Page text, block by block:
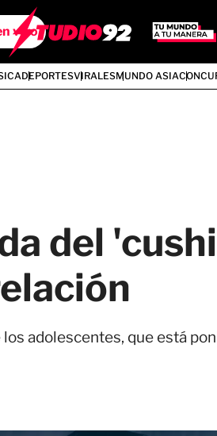
vivo
DEPORTESVIRALESMUNDO ASIA
del
adolescentes, que está